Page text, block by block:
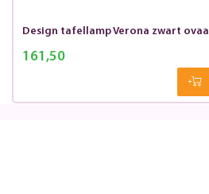
Design tafellamp Verona zwart ovaal
161,50